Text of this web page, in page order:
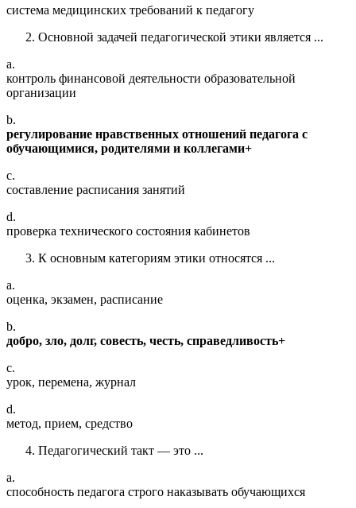
система медицинских требований к педагогу
Основной задачей педагогической этики является ...
a.
контроль финансовой деятельности образовательной
организации
b.
регулирование нравственных отношений педагога с
обучающимися, родителями и коллегами+
c.
составление расписания занятий
d.
проверка технического состояния кабинетов
К основным категориям этики относятся ...
a.
оценка, экзамен, расписание
b.
добро, зло, долг, совесть, честь, справедливость+
c.
урок, перемена, журнал
d.
метод, прием, средство
Педагогический такт — это ...
a.
способность педагога строго наказывать обучающихся